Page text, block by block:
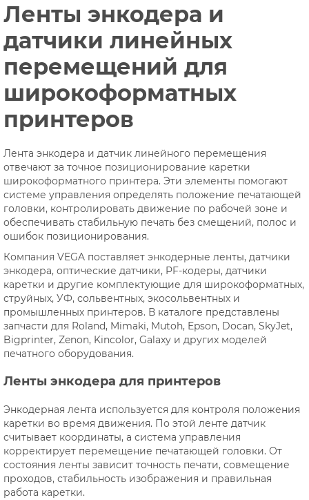
Ленты энкодера и
датчики линейных
перемещений для
широкоформатных
принтеров
Лента энкодера и датчик линейного перемещения
отвечают за точное позиционирование каретки
широкоформатного принтера. Эти элементы помогают
системе управления определять положение печатающей
головки, контролировать движение по рабочей зоне и
обеспечивать стабильную печать без смещений, полос и
ошибок позиционирования.
Компания VEGA поставляет энкодерные ленты, датчики
энкодера, оптические датчики, PF-кодеры, датчики
каретки и другие комплектующие для широкоформатных,
струйных, УФ, сольвентных, экосольвентных и
промышленных принтеров. В каталоге представлены
запчасти для Roland, Mimaki, Mutoh, Epson, Docan, SkyJet,
Bigprinter, Zenon, Kincolor, Galaxy и других моделей
печатного оборудования.
Ленты энкодера для принтеров
Энкодерная лента используется для контроля положения
каретки во время движения. По этой ленте датчик
считывает координаты, а система управления
корректирует перемещение печатающей головки. От
состояния ленты зависит точность печати, совмещение
проходов, стабильность изображения и правильная
работа каретки.